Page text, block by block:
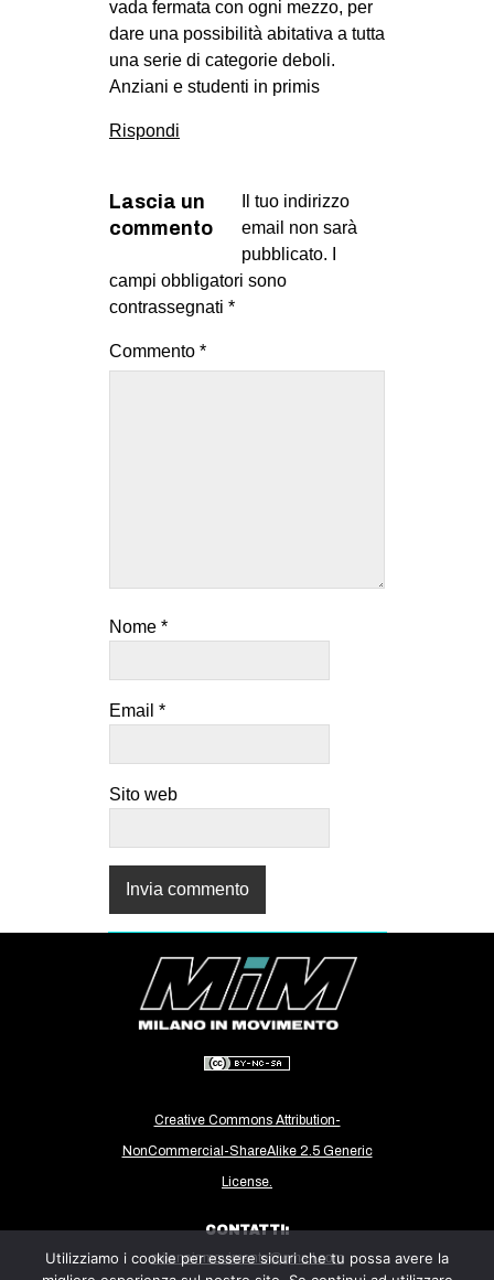
vada fermata con ogni mezzo, per
dare una possibilità abitativa a tutta
una serie di categorie deboli.
Anziani e studenti in primis
Rispondi
Lascia un
commento
Il tuo indirizzo
email non sarà
pubblicato.
campi obbligatori sono
contrassegnati *
Commento *
Nome *
Email *
Sito web
Creative Commons Attribution-
NonCommercial-ShareAlike 2.5 Generic
License.
CONTATTI:
milanoinmovimento@gmail.com
Utilizziamo i cookie per essere sicuri che tu possa avere la